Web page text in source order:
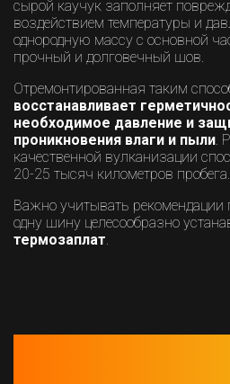
сырой каучук заполняет
воздействием температуры и
однородную массу с основной
прочный и долговечный шов.
Отремонтированная таким
восстанавливает
необходимое давление и
проникновения влаги и пыли .
качественной вулканизации
20-25 тысяч километров пробега.
Важно учитывать рекомендации
одну шину целесообразно
термозаплат